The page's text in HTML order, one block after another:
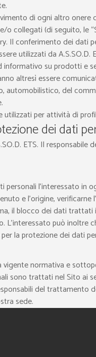
di ogni altro
collegati (di seguito, le
Il conferimento dei dati
utilizzati da
informativo su prodotti
altresì essere
automobilistico, del
per attività di
dei dati
ETS. Il
l’interessato
e l’origine,
il blocco dei dati
L’interessato può
la protezione dei dati
normativa e
sono trattati nel Sito ai
del
sede.